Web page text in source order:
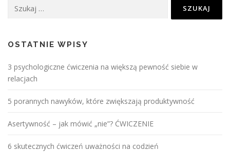
OSTATNIE WPISY
3 psychologiczne ćwiczenia na większą pewność siebie w
relacjach
5 porannych nawyków, które zwiększają produktywność
Asertywność – jak mówić „nie”? ĆWICZENIE
6 skutecznych ćwiczeń uważności na codzień